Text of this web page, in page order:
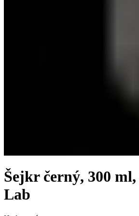
Šejkr černý, 300
Lab